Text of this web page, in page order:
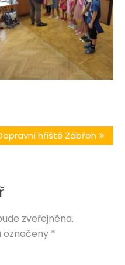
hřiště Zábřeh
zveřejněna.
označeny *